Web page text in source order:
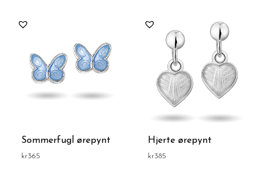
Sommerfugl ørepynt
kr365
Hjerte ørepynt
kr385